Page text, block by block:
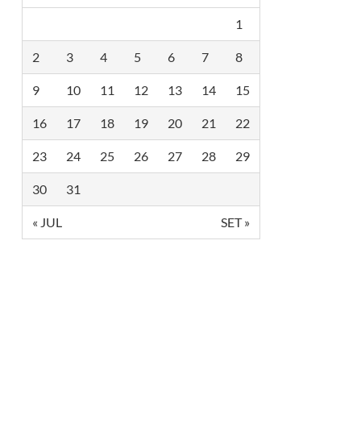
1
2 3 4 5 6 7 8
9 10 11 12 13 14 15
16 17 18 19 20 21 22
23 24 25 26 27 28 29
30 31
« JUL SET »